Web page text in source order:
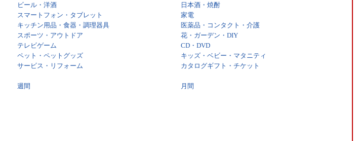
ビール・洋酒
日本酒・焼酎
スマートフォン・タブレット
家電
キッチン用品・食器・調理器具
医薬品・コンタクト・介護
スポーツ・アウトドア
花・ガーデン・DIY
テレビゲーム
CD・DVD
ペット・ペットグッズ
キッズ・ベビー・マタニティ
サービス・リフォーム
カタログギフト・チケット
週間
月間